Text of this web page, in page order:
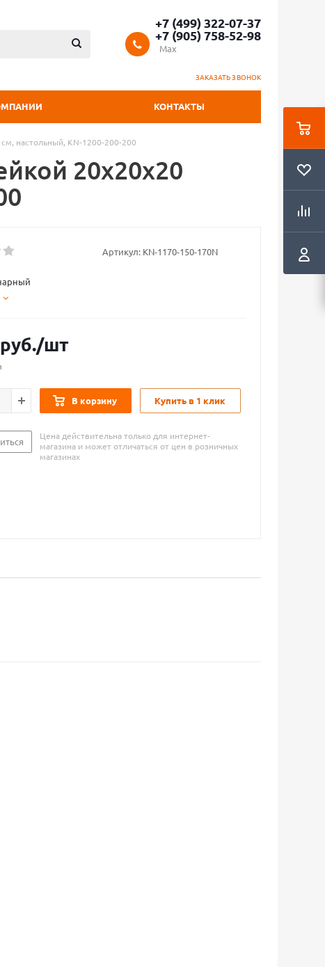
+7 (499) 322-07-37
+7 (905) 758-52-98
Max
ЗАКАЗАТЬ ЗВОНОК
КОНТАКТЫ
настольный, KN-1200-200-200
20х20х20
Артикул: KN-1170-150-170N
руб./шт
В корзину Купить в 1 клик
Цена действительна только для интернет-
магазина и может отличаться от цен в розничных
магазинах